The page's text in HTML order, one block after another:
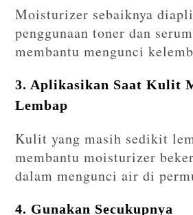
Moisturizer sebaiknya
penggunaan toner dan
membantu mengunci
3. Aplikasikan Saat Kulit
Lembap
Kulit yang masih sedikit
membantu moisturizer
dalam mengunci air di
4. Gunakan Secukupnya